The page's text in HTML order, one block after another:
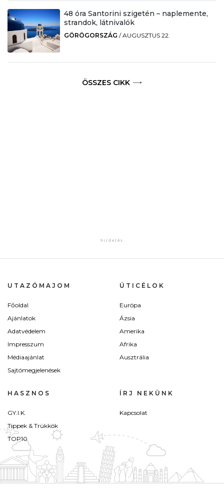
48 óra Santorini szigetén – naplemente,
strandok, látnivalók
GÖRÖGORSZÁG /AUGUSZTUS 22.
ÖSSZES CIKK
UTAZÓMAJOM
Főoldal
Ajánlatok
Adatvédelem
Impresszum
Médiaajánlat
Sajtómegjelenések
ÚTICÉLOK
Európa
Ázsia
Amerika
Afrika
Ausztrália
HASZNOS
GY.I.K.
Tippek & Trükkök
TOP10
ÍRJ NEKÜNK
Kapcsolat